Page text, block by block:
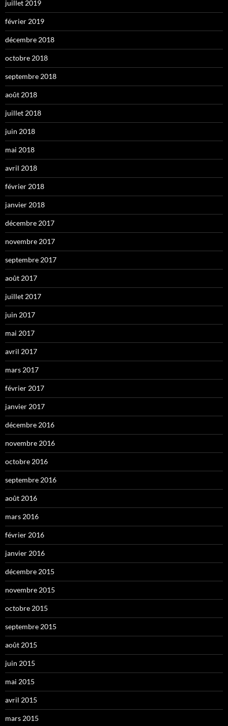
juillet 2019
février 2019
décembre 2018
octobre 2018
septembre 2018
août 2018
juillet 2018
juin 2018
mai 2018
avril 2018
février 2018
janvier 2018
décembre 2017
novembre 2017
septembre 2017
août 2017
juillet 2017
juin 2017
mai 2017
avril 2017
mars 2017
février 2017
janvier 2017
décembre 2016
novembre 2016
octobre 2016
septembre 2016
août 2016
mars 2016
février 2016
janvier 2016
décembre 2015
novembre 2015
octobre 2015
septembre 2015
août 2015
juin 2015
mai 2015
avril 2015
mars 2015